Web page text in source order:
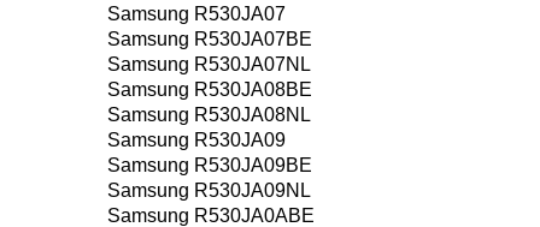
Samsung R530JA07
Samsung R530JA07BE
Samsung R530JA07NL
Samsung R530JA08BE
Samsung R530JA08NL
Samsung R530JA09
Samsung R530JA09BE
Samsung R530JA09NL
Samsung R530JA0ABE